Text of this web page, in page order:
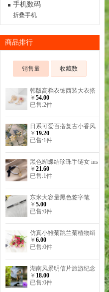
手机数码
折叠手机
商品排行
销售量 收藏数
韩版高档衣饰西装大衣搭
配太阳花胸花别针立体彩
色锆石蒲公英胸针
￥ 54.00
已售:2件
日系可爱百搭复古小香风
领口防走光珍珠桃心泫雅
小花朵小巧胸针
￥ 19.20
已售:1件
黑色蝴蝶结珍珠手链女 ins
复古气质百搭字母圆片手
镯
￥ 21.60
已售:1件
东米大容量黑色签字笔
￥ 5.00
已售:0件
仿真小雏菊跳兰菊植物绢
花花束餐桌客厅小野菊假
花盆栽摆放
￥ 6.00
已售:0件
湖南风景明信片旅游纪念
品洞庭湖衡山凤凰古城岳
阳张家界常德
￥ 18.00
已售:0件